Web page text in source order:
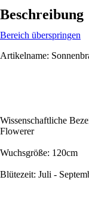
Beschreibung
Bereich überspringen
Artikelname:
Wissenschaftliche
Flowerer
Wuchsgröße: 120cm
Blütezeit: Juli -